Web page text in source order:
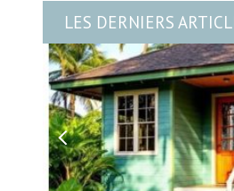
LES DERNIERS